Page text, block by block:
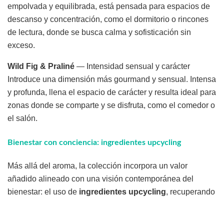
empolvada y equilibrada, está pensada para espacios de
descanso y concentración, como el dormitorio o rincones
de lectura, donde se busca calma y sofisticación sin
exceso.
Wild Fig & Praliné — Intensidad sensual y carácter
Introduce una dimensión más gourmand y sensual. Intensa
y profunda, llena el espacio de carácter y resulta ideal para
zonas donde se comparte y se disfruta, como el comedor o
el salón.
Bienestar con conciencia: ingredientes upcycling
Más allá del aroma, la colección incorpora un valor
añadido alineado con una visión contemporánea del
bienestar: el uso de ingredientes upcycling, recuperando